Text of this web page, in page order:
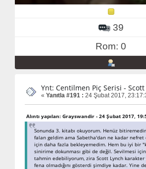
39
Rom: 0
Ynt: Centilmen Piç Serisi - Scott
« Yanıtla #191 : 24 Şubat 2017,
Alıntı yapılan: Grayswandir - 24 Şubat 2017,
Sonunda 3. kitabı okuyorum. Henüz
falan geldim ama Sabetha'dan ne kadar
için daha fazla bekleyemedim. Hem bu iyi bir
sinirime dokunması gibi de değil. Sevilmesi için
tahmin edebiliyorum, zira Scott Lynch
fena olmadığını gösterdi şimdiye kadar. Yine